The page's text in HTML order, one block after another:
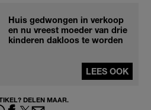
Huis gedwongen in verkoop
en nu vreest moeder van drie
kinderen dakloos te worden
LEES OOK
DELEN MAAR.